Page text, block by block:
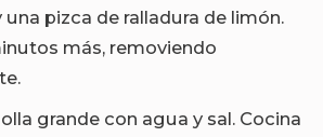
pizca de ralladura de limón.
más, removiendo
grande con agua y sal. Cocina